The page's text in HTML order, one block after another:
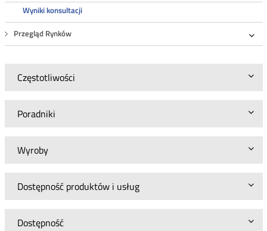
Wyniki konsultacji
Przegląd Rynków
Częstotliwości
Poradniki
Wyroby
Dostępność produktów i usług
Dostępność